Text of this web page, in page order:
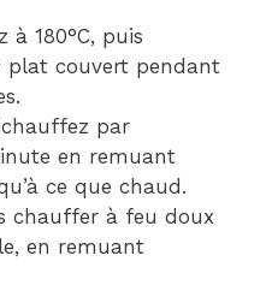
à 180°C, puis
plat couvert pendant
par
en remuant
ce que chaud.
chauffer à feu doux
en remuant